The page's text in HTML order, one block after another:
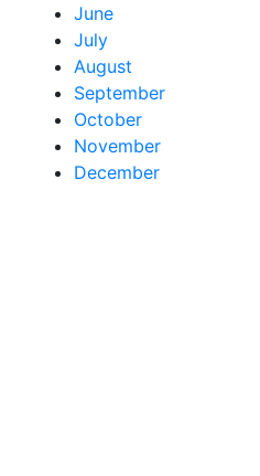
June
July
August
September
October
November
December